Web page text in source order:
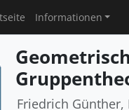
Informationen
Friedrich Günther,